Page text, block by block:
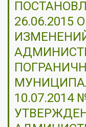
26.06.2015
10.07.2014